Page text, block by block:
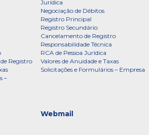
Registro
–
Jurídica
Negociação de Débitos
Registro Principal
Registro Secundário
Cancelamento de Registro
Responsabilidade Técnica
RCA de Pessoa Jurídica
Valores de Anuidade e Taxas
Solicitações e Formulários – Empresa
Webmail